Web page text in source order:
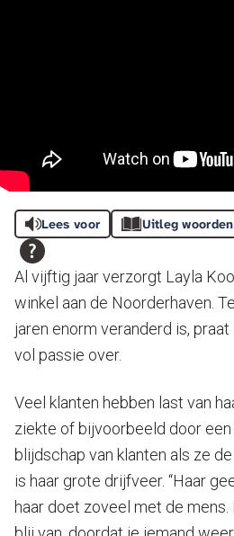
Lees voor Uitleg woorden
Al vijftig jaar verzorgt Layla
winkel aan de Noorderhaven.
jaren enorm veranderd is,
vol passie over.
Veel klanten hebben last van
ziekte of bijvoorbeeld door een
blijdschap van klanten als ze
is haar grote drijfveer. “Haar
haar doet zoveel met de